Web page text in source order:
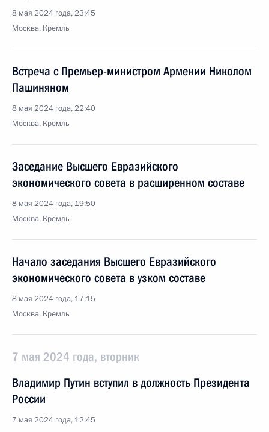
8 мая 2024 года, 23:45
Москва, Кремль
Встреча с Премьер-министром Армении Николом
Пашиняном
8 мая 2024 года, 22:40
Москва, Кремль
Заседание Высшего Евразийского
экономического совета в расширенном составе
8 мая 2024 года, 19:50
Москва, Кремль
Начало заседания Высшего Евразийского
экономического совета в узком составе
8 мая 2024 года, 17:15
Москва, Кремль
7 мая 2024 года, вторник
Владимир Путин вступил в должность Президента
России
7 мая 2024 года, 12:45